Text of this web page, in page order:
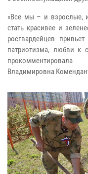
«Все мы – и взрослые,
стать красивее и
росгвардейцев
патриотизма, любви к
Владимировна